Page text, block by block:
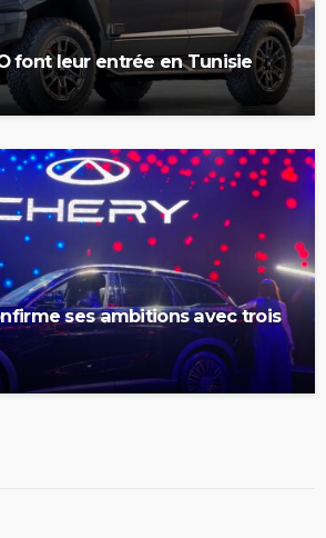
font leur entrée en Tunisie
ses ambitions avec trois